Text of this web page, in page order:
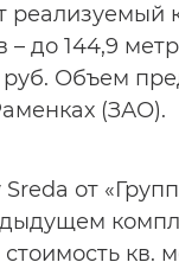
реализуемый
до 144,9
Объем
(ЗАО).
Sreda от
кв.